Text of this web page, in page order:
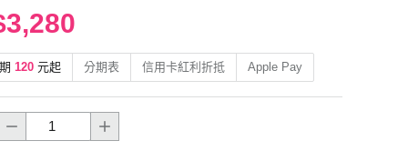
120 元起 分期表 信用卡紅利折抵 Apple Pay